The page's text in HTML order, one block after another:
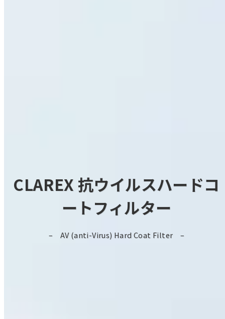
CLAREX 抗ウイルスハードコ
ートフィルター
AV (anti-Virus) Hard Coat Filter